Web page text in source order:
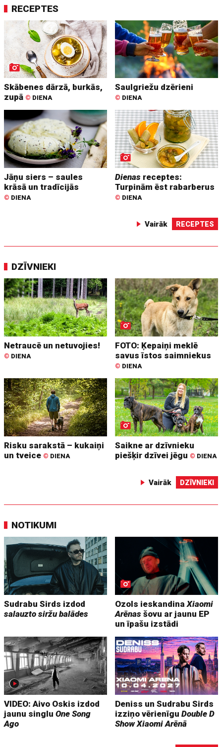
RECEPTES
Skābenes dārzā, burkās,
zupā © DIENA
Saulgriežu dzērieni
© DIENA
Jāņu siers – saules
krāsā un tradīcijās
© DIENA
Dienas receptes:
Turpinām ēst rabarberus
© DIENA
Vairāk RECEPTES
DZĪVNIEKI
Netraucē un netuvojies!
© DIENA
FOTO: Ķepaiņi meklē
savus īstos saimniekus
© DIENA
Risku sarakstā – kukaiņi
un tveice © DIENA
Saikne ar dzīvnieku
piešķir dzīvei jēgu © DIENA
Vairāk DZĪVNIEKI
NOTIKUMI
Sudrabu Sirds izdod
salauzto siržu balādes
Ozols ieskandinaXiaomi
Arēnas šovu ar jaunu EP
un īpašu izstādi
VIDEO: Aivo Oskis izdod
jaunu singluOne Song
Ago
Deniss un Sudrabu Sirds
izziņo vērienīguDouble D
Show Xiaomi Arēnā